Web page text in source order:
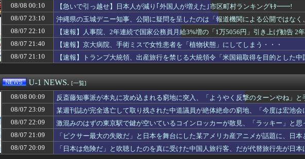
【学マス】AIライザに対抗して学マスもAIアイドルを出そう
冷やし中華と冷麺一緒にするやつなんなん？
宮崎駿「心の穴を埋めるために、交配を重ねた毛虫みたいな小さな犬を連れてる人、本...
トメ「旅行中はウトと孫のお世話お願いね」私「え？」夫「それくらいやってやれよ」...
【動画】ロシア軍のドローンをネット発射装置で撃墜するウクライナ。
【遊戯王情報】Yu-Gi-Oh! CARD GAME THE CHRONICL...
加藤純一さん、ニコニコ老人会の同接がとんでもないことにｗｗｗｗｗｗｗｗｗｗ
阪神・藤川監督、3失点で敗戦投手のドリスに「今までしっかりやってきてましたから...
【グラブル】カイムとテレサでだいぶソロモナスのノリ違うって本当？
【動画】女子高生ダンス部、完成度が高すぎる 過去最高傑作と話題にｗｗｗｗ
松尾美佑ちゃんの健康的な美ワキ、大変なことになってるって...
沖縄尚学のチアがインタビューを受ける姿が可愛いと話題に（※動画あり）
【画像あり】居酒屋「6人で長居して会計4939円！喋りたいだけなら公園に行って...
旧アニメ版「X-MEN」の日本版OP、これOP詐欺じゃない？
【ラブライブ！】【画像】神田明神納涼祭りの青山なぎささん【Liella!】
姑「子供いないんだから月2万くらい出せるでしょ」私「え？将来のために貯めている...
08/08 00:10
【急いで引っ越せ】日本人が減り｢外国人が増えた｣市区町村ランキングｷﾀ━━!
08/07 23:10
沖縄県の玉城デニー知事、公開に疑問を呈したのは「報道機関による公開ではな
た」とよくわからない説明
08/07 22:10
【速報】人事院、2年連続で国家公務員月給3%増の「1万5056円」引き上げ勧告 2
08/07 21:40
【速報】京大病院、手術ミスで女性患者を「植物状態」にしてしまう・・・
08/07 21:10
【速報】トランプ大統領、出産旅行を禁じる大統領令「米国籍取得を目的とした中
U-1 NEWS. [一覧]
08/08 00:09
反斎藤知事派が本丸に攻め込まれる窮地に突入、「ようやく反撃のターンやね」
08/07 23:09
某週刊誌が完全逃亡して取り残された中道議員が絶体絶命の窮地、「今度は宏池
呆れる人が続出
08/07 22:09
激混みのはずの東京駅で鍵が空いているコインロッカーが散見、「ラッキー」と
08/07 21:09
「ピクサー最大の失敗だ」と日本を舞台にした某アメリカ産アニメが話題に、日
08/07 20:09
「日本は危険だ」と吹聴したのを真に受けた中国人旅行客、だが代替旅行先が日